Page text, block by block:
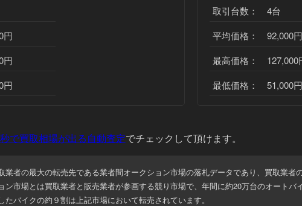
円
円
円
取引台数： 4台
平均価格： 92,000円
最高価格： 127,000
最低価格： 51,000円
で買取相場が出る自動査定でチェックして頂けます。
業者の最大の転売先である業者間オークション市場の落札データであり、 買取業者
ン市場とは買取業者と販売業者が参画する競り市場で、年間に約20万台のオートバ
たバイクの約９割は上記市場において転売されています。